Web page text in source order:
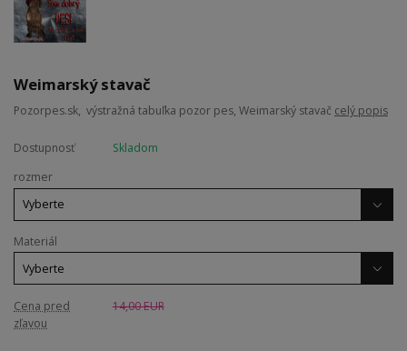
Weimarský stavač
Pozorpes.sk, výstražná tabuľka pozor pes, Weimarský stavač celý popis
Dostupnosť
Skladom
rozmer
Materiál
Cena pred
zľavou
14,00 EUR